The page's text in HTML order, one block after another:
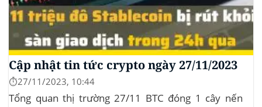
Cập nhật tin tức crypto ngày 27/11/2023
⏱️27/11/2023, 10:44
Tổng quan thị trường 27/11 BTC đóng 1 cây nến